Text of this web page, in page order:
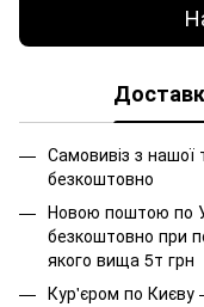
Самовивіз з
безкоштовно
Новою поштою по
безкоштовно при
якого вища 5т грн
Кур'єром по Києву